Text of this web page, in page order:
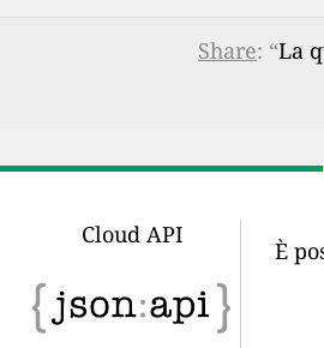
Share: “La
Cloud API
È